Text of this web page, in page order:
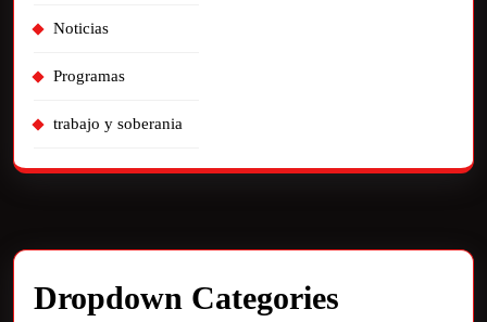
Noticias
Programas
trabajo y soberania
Dropdown Categories